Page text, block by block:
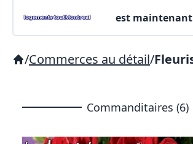
est maintenant
/Commerces au détail/
Commanditaires (6)
X Fermer